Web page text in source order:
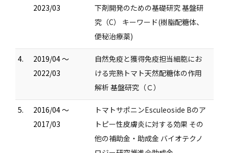
2023/03
下剤開発のための基礎研究 基盤研
究（C） キーワード(樹脂配糖体、
便秘治療薬)
4.
2019/04 ～
2022/03
自然免疫と獲得免疫担当細胞にお
ける完熟トマト天然配糖体の作用
解析 基盤研究（Ｃ）
5.
2016/04 ～
2017/03
トマトサポニンEsculeoside Bのア
トピー性皮膚炎に対する効果 その
他の補助金・助成金 バイオテクノ